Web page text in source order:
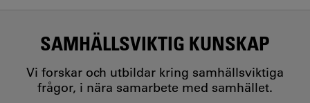
SAMHÄLLSVIKTIG KUNSKAP
Vi forskar och utbildar kring samhällsviktiga
frågor, i nära samarbete med samhället.